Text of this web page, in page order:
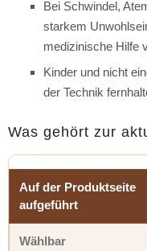
Bei Schwindel,
starkem
medizinische Hilfe
Kinder und nicht
der Technik
Was gehört zur
Auf der Produktseite
aufgeführt
Wählbar